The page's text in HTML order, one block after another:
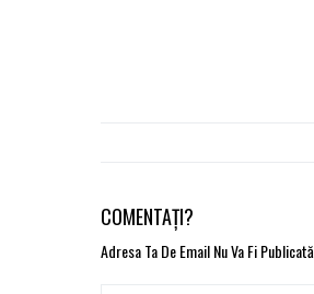
COMENTAȚI?
Adresa Ta De Email Nu Va Fi Publicată.